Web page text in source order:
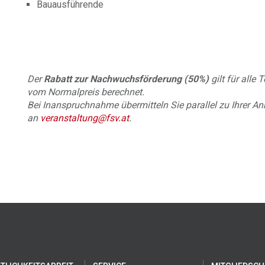
Bauausführende
DerRabatt zur Nachwuchsförderung (50%) gilt für alle
vom Normalpreis berechnet.
Bei Inanspruchnahme übermitteln Sie parallel zu Ihrer
an veranstaltung@fsv.at.